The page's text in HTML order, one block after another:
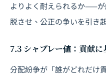
よりよく耐えられるか——
脱させ、公正の争いを引き
7.3 シャプレー値：貢献
分配紛争が「誰がどれだけ